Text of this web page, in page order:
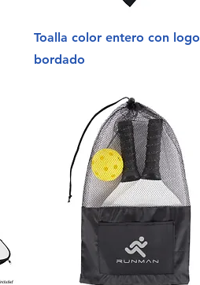
Toalla color entero con logo
bordado